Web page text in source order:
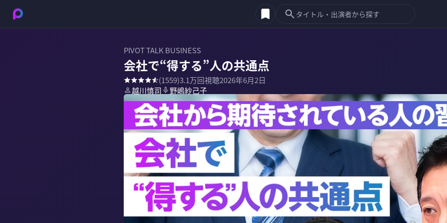
PIVOT TALK BUSINESS
会社で“得する”人の共通点
(1559)3.1万回視聴2026年6月2日
越川慎司
野嶋紗己子